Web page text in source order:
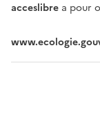
acceslibre a pour